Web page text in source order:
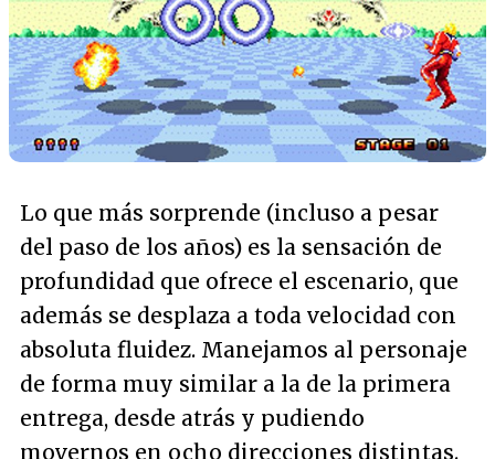
Lo que más sorprende (incluso a pesar
del paso de los años) es la sensación de
profundidad que ofrece el escenario, que
además se desplaza a toda velocidad con
absoluta fluidez. Manejamos al personaje
de forma muy similar a la de la primera
entrega, desde atrás y pudiendo
movernos en ocho direcciones distintas.